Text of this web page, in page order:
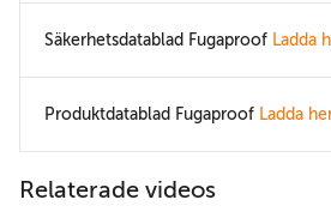
Säkerhetsdatablad Fugaproof Ladda
Produktdatablad Fugaproof Ladda
Relaterade videos